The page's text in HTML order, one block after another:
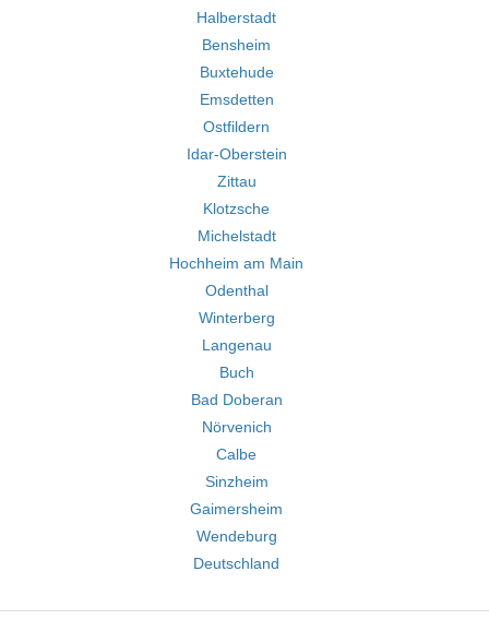
Halberstadt
Bensheim
Buxtehude
Emsdetten
Ostfildern
Idar-Oberstein
Zittau
Klotzsche
Michelstadt
Hochheim am Main
Odenthal
Winterberg
Langenau
Buch
Bad Doberan
Nörvenich
Calbe
Sinzheim
Gaimersheim
Wendeburg
Deutschland